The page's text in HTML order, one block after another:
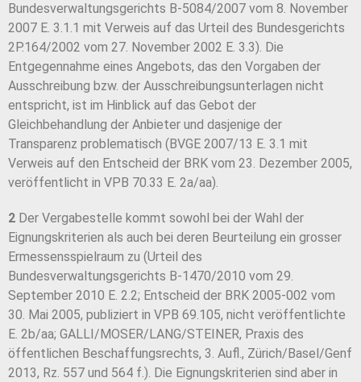
Bundesverwaltungsgerichts B-5084/2007 vom 8. November
2007 E. 3.1.1 mit Verweis auf das Urteil des Bundesgerichts
2P.164/2002 vom 27. November 2002 E. 3.3). Die
Entgegennahme eines Angebots, das den Vorgaben der
Ausschreibung bzw. der Ausschreibungsunterlagen nicht
entspricht, ist im Hinblick auf das Gebot der
Gleichbehandlung der Anbieter und dasjenige der
Transparenz problematisch (BVGE 2007/13 E. 3.1 mit
Verweis auf den Entscheid der BRK vom 23. Dezember 2005,
veröffentlicht in VPB 70.33 E. 2a/aa).
2 Der Vergabestelle kommt sowohl bei der Wahl der
Eignungskriterien als auch bei deren Beurteilung ein grosser
Ermessensspielraum zu (Urteil des
Bundesverwaltungsgerichts B-1470/2010 vom 29.
September 2010 E. 2.2; Entscheid der BRK 2005-002 vom
30. Mai 2005, publiziert in VPB 69.105, nicht veröffentlichte
E. 2b/aa; GALLI/MOSER/LANG/STEINER, Praxis des
öffentlichen Beschaffungsrechts, 3. Aufl., Zürich/Basel/Genf
2013, Rz. 557 und 564 f.). Die Eignungskriterien sind aber in